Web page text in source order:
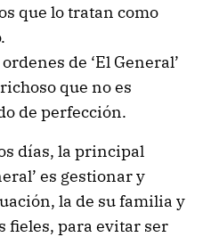
que lo tratan como
de ‘El General’
que no es
de perfección.
días, la principal
es gestionar y
la de su familia y
fieles, para evitar ser